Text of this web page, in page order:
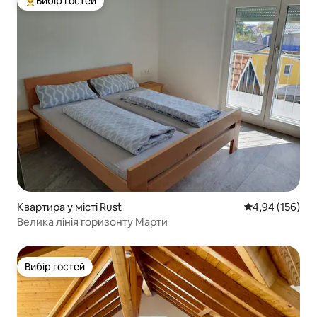
Топ вибір гостей
Квартира у місті Rust Середня
4,94 (156)
Велика лінія горизонту Марти
Вибір гостей
Вибір гостей